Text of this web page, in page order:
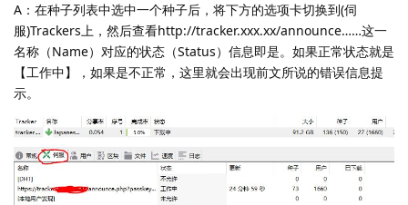
A：在种子列表中选中一个种子后，将下方的选项卡切换到(伺
服)Trackers上，然后查看http://tracker.xxx.xx/announce……这一
名称（Name）对应的状态（Status）信息即是。如果正常状态就是
【工作中】，如果是不正常，这里就会出现前文所说的错误信息提
示。